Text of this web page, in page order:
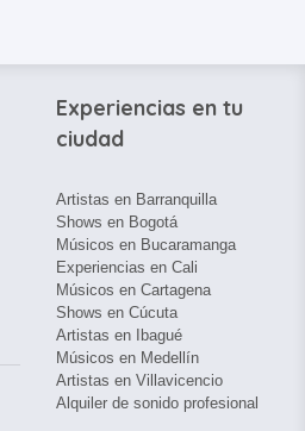
Experiencias en tu
ciudad
Artistas en Barranquilla
Shows en Bogotá
Músicos en Bucaramanga
Experiencias en Cali
Músicos en Cartagena
Shows en Cúcuta
Artistas en Ibagué
Músicos en Medellín
Artistas en Villavicencio
Alquiler de sonido profesional